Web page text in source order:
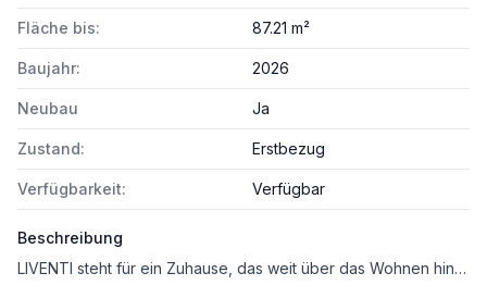
Fläche bis: 87.21 m²
Baujahr: 2026
Neubau Ja
Zustand: Erstbezug
Verfügbarkeit: Verfügbar
Beschreibung
LIVENTI steht für ein Zuhause, das weit über das Wohnen hinausgeht. Hier entsteht ein Ort, an dem moderne Architektur, nachhaltige Bauweise und eine hohe Lebensqualität zu einem harmonischen Ganzen verschmelzen.